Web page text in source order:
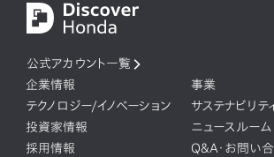
公式アカウント一覧
企業情報
事業
テクノロジー/イノベーション
サステナビリテ
投資家情報
ニュースルーム
採用情報
Q&A・お問い